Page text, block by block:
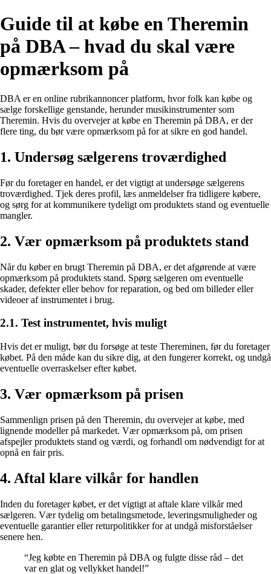
Guide til at købe en Theremin
på DBA – hvad du skal være
opmærksom på
DBA er en online rubrikannoncer platform, hvor folk kan købe og
sælge forskellige genstande, herunder musikinstrumenter som
Theremin. Hvis du overvejer at købe en Theremin på DBA, er der
flere ting, du bør være opmærksom på for at sikre en god handel.
1. Undersøg sælgerens troværdighed
Før du foretager en handel, er det vigtigt at undersøge sælgerens
troværdighed. Tjek deres profil, læs anmeldelser fra tidligere købere,
og sørg for at kommunikere tydeligt om produktets stand og eventuelle
mangler.
2. Vær opmærksom på produktets stand
Når du køber en brugt Theremin på DBA, er det afgørende at være
opmærksom på produktets stand. Spørg sælgeren om eventuelle
skader, defekter eller behov for reparation, og bed om billeder eller
videoer af instrumentet i brug.
2.1. Test instrumentet, hvis muligt
Hvis det er muligt, bør du forsøge at teste Thereminen, før du foretager
købet. På den måde kan du sikre dig, at den fungerer korrekt, og undgå
eventuelle overraskelser efter købet.
3. Vær opmærksom på prisen
Sammenlign prisen på den Theremin, du overvejer at købe, med
lignende modeller på markedet. Vær opmærksom på, om prisen
afspejler produktets stand og værdi, og forhandl om nødvendigt for at
opnå en fair pris.
4. Aftal klare vilkår for handlen
Inden du foretager købet, er det vigtigt at aftale klare vilkår med
sælgeren. Vær tydelig om betalingsmetode, leveringsmuligheder og
eventuelle garantier eller returpolitikker for at undgå misforståelser
senere hen.
“Jeg købte en Theremin på DBA og fulgte disse råd – det
var en glat og vellykket handel!”